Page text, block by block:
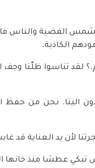
الفضية والناس
الكاذبة.
لقد تناسوا ظلّنا وجف
الينا. نحن من
لأن يد العناية قد
تبكي عطشا منذ خانها